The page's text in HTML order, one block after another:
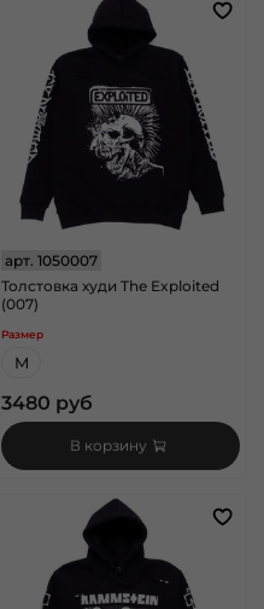
арт.1050007
Толстовка худи The Exploited
(007)
Размер
M
3480 руб
В корзину